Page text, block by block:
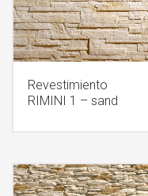
Revestimiento
RIMINI 1 – sand